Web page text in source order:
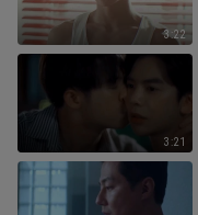
3:22
3:21